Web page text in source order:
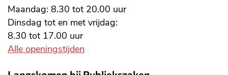
Maandag: 8.30 tot 20.00 uur
Dinsdag tot en met vrijdag:
8.30 tot 17.00 uur
Alle openingstijden